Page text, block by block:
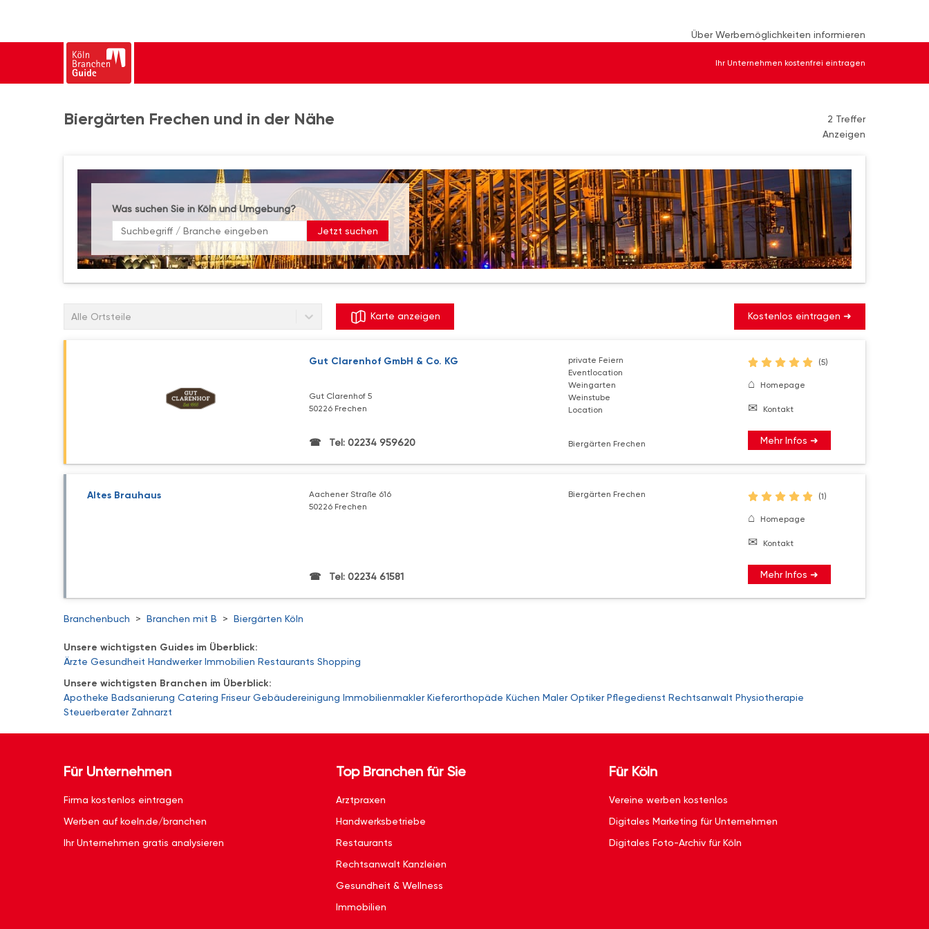
Über Werbemöglichkeiten informieren
Ihr Unternehmen kostenfrei eintragen
Biergärten Frechen und in der Nähe
2 Treffer
Anzeigen
Was suchen Sie in Köln und Umgebung?
Jetzt suchen
Alle Ortsteile Karte anzeigen Kostenlos eintragen ➜
Gut Clarenhof GmbH & Co. KG
Gut Clarenhof 5
50226 Frechen
Tel: 02234 959620
private Feiern
Eventlocation
Weingarten
Weinstube
Location
Biergärten Frechen
(5)
Homepage
Kontakt
Mehr Infos ➜
Altes Brauhaus
Aachener Straße 616
50226 Frechen
Tel: 02234 61581
Biergärten Frechen (1)
Homepage
Kontakt
Mehr Infos ➜
Branchenbuch > Branchen mit B > Biergärten Köln
Unsere wichtigsten Guides im Überblick:
Ärzte Gesundheit Handwerker Immobilien Restaurants Shopping
Unsere wichtigsten Branchen im Überblick:
Apotheke Badsanierung Catering Friseur Gebäudereinigung Immobilienmakler Kieferorthopäde Küchen Maler Optiker Pflegedienst Rechtsanwalt Physiotherapie
Steuerberater Zahnarzt
Für Unternehmen
Firma kostenlos eintragen
Werben auf koeln.de/branchen
Ihr Unternehmen gratis analysieren
Top Branchen für Sie
Arztpraxen
Handwerksbetriebe
Restaurants
Rechtsanwalt Kanzleien
Gesundheit & Wellness
Immobilien
Für Köln
Vereine werben kostenlos
Digitales Marketing für Unternehmen
Digitales Foto-Archiv für Köln